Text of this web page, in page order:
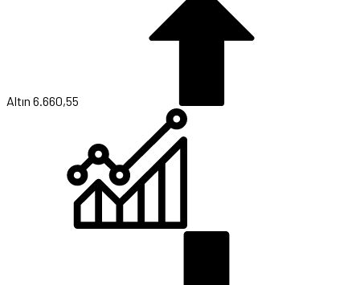
Altın 6.660,55